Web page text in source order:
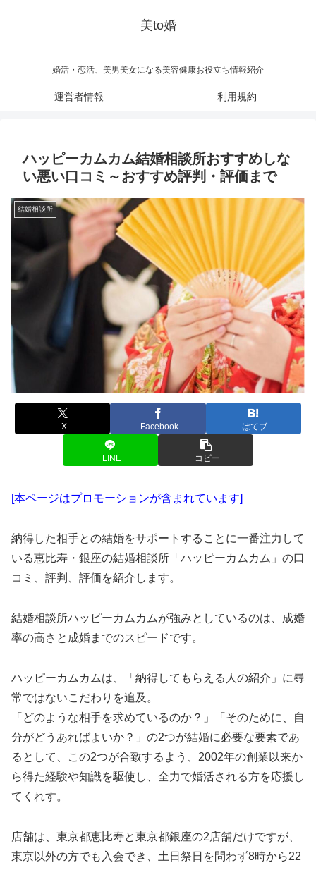
美to婚
婚活・恋活、美男美女になる美容健康お役立ち情報紹介
運営者情報 利用規約
ハッピーカムカム結婚相談所おすすめしな
い悪い口コミ～おすすめ評判・評価まで
結婚相談所
X Facebook はてブ
LINE コピー
[本ページはプロモーションが含まれています]
納得した相手との結婚をサポートすることに一番注力して
いる恵比寿・銀座の結婚相談所「ハッピーカムカム」の口
コミ、評判、評価を紹介します。
結婚相談所ハッピーカムカムが強みとしているのは、成婚
率の高さと成婚までのスピードです。
ハッピーカムカムは、「納得してもらえる人の紹介」に尋
常ではないこだわりを追及。
「どのような相手を求めているのか？」「そのために、自
分がどうあればよいか？」の2つが結婚に必要な要素であ
るとして、この2つが合致するよう、2002年の創業以来か
ら得た経験や知識を駆使し、全力で婚活される方を応援し
てくれす。
店舗は、東京都恵比寿と東京都銀座の2店舗だけですが、
東京以外の方でも入会でき、土日祭日を問わず8時から22